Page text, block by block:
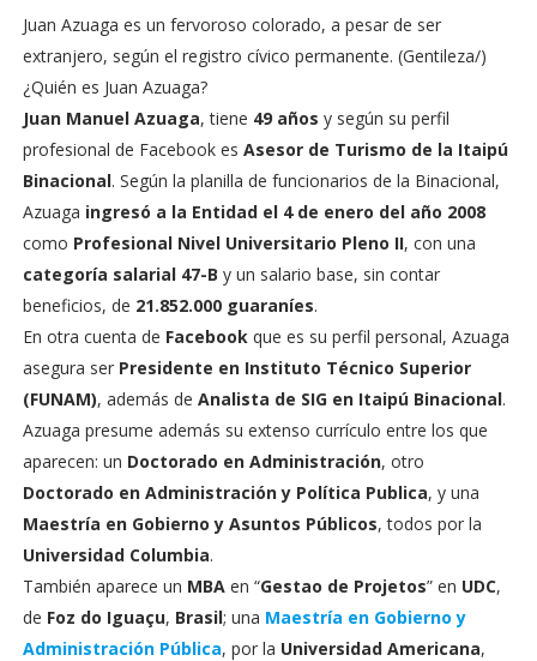
Juan Azuaga es un fervoroso colorado, a pesar de ser
extranjero, según el registro cívico permanente. (Gentileza/)
¿Quién es Juan Azuaga?
Juan Manuel Azuaga, tiene 49 años y según su perfil
profesional de Facebook es Asesor de Turismo de la Itaipú
Binacional. Según la planilla de funcionarios de la Binacional,
Azuaga ingresó a la Entidad el 4 de enero del año 2008
como Profesional Nivel Universitario Pleno II, con una
categoría salarial 47-B y un salario base, sin contar
beneficios, de 21.852.000 guaraníes.
En otra cuenta de Facebookque es su perfil personal, Azuaga
asegura ser Presidente en Instituto Técnico Superior
(FUNAM), además de Analista de SIG en Itaipú Binacional.
Azuaga presume además su extenso currículo entre los que
aparecen: un Doctorado en Administración, otro
Doctorado en Administración y Política Publica, y una
Maestría en Gobierno y Asuntos Públicos, todos por la
Universidad Columbia.
También aparece un MBAen “Gestao de Projetos” en UDC,
de Foz do Iguaçu, Brasil; una Maestría en Gobierno y
Administración Pública, por la Universidad Americana,